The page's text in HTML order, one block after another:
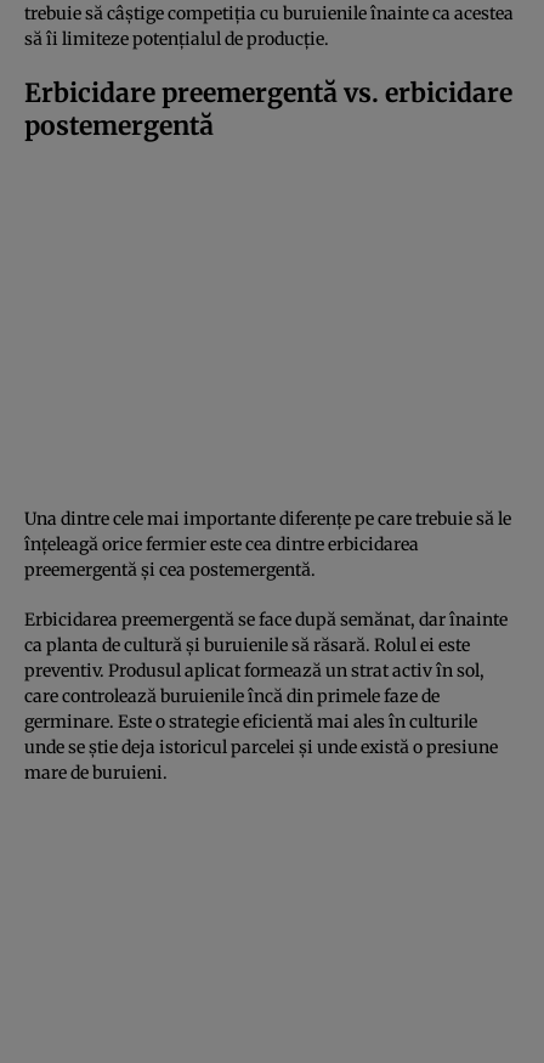
trebuie să câștige competiția cu buruienile înainte ca acestea
să îi limiteze potențialul de producție.
Erbicidare preemergentă vs. erbicidare
postemergentă
Una dintre cele mai importante diferențe pe care trebuie să le
înțeleagă orice fermier este cea dintre erbicidarea
preemergentă și cea postemergentă.
Erbicidarea preemergentă se face după semănat, dar înainte
ca planta de cultură și buruienile să răsară. Rolul ei este
preventiv. Produsul aplicat formează un strat activ în sol,
care controlează buruienile încă din primele faze de
germinare. Este o strategie eficientă mai ales în culturile
unde se știe deja istoricul parcelei și unde există o presiune
mare de buruieni.